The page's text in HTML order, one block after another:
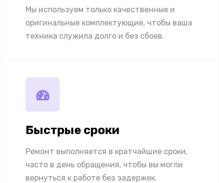
Мы используем только качественные и
оригинальные комплектующие, чтобы ваша
техника служила долго и без сбоев.
Быстрые сроки
Ремонт выполняется в кратчайшие сроки,
часто в день обращения, чтобы вы могли
вернуться к работе без задержек.